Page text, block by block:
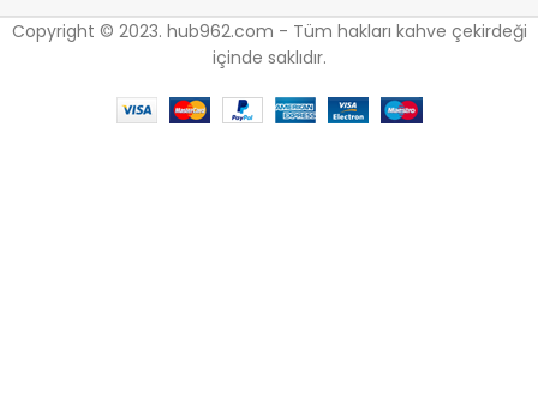
Copyright © 2023. hub962.com - Tüm hakları kahve çekirdeği
içinde saklıdır.